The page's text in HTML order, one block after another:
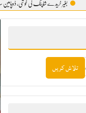
خریدے شاپنگ کی خوشی، ڈوپامین سائٹس کا حیران